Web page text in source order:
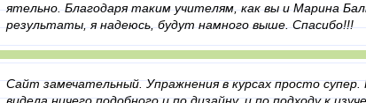
ятельно. Благодаря таким учителям, как в­ы и Марина
результаты, я надею­сь, будут намного выше. Спасибо!!!
Сайт замечательный. Упражнения в курсах просто супер.